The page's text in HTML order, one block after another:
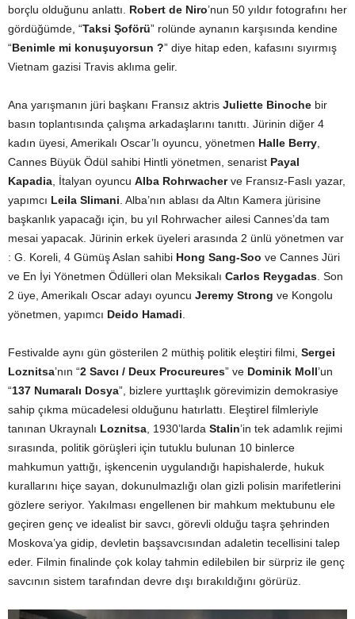
borçlu olduğunu anlattı. Robert de Niro’nun 50 yıldır fotografını her
gördüğümde, “Taksi Şoförü” rolünde aynanın karşısında kendine
“Benimle mi konuşuyorsun ?” diye hitap eden, kafasını sıyırmış
Vietnam gazisi Travis aklıma gelir.
Ana yarışmanın jüri başkanı Fransız aktris Juliette Binoche bir
basın toplantısında çalışma arkadaşlarını tanıttı. Jürinin diğer 4
kadın üyesi, Amerikalı Oscar’lı oyuncu, yönetmen Halle Berry
Cannes Büyük Ödül sahibi Hintli yönetmen, senarist Payal
Kapadia , İtalyan oyuncu Alba Rohrwacherve Fransız-Faslı yazar,
yapımcı Leila Slimani . Alba’nın ablası da Altın Kamera jürisine
başkanlık yapacağı için, bu yıl Rohrwacher ailesi Cannes’da tam
mesai yapacak. Jürinin erkek üyeleri arasında 2 ünlü yönetmen var
: G. Koreli, 4 Gümüş Aslan sahibi Hong Sang-Soo ve Cannes Jüri
ve En İyi Yönetmen Ödülleri olan Meksikalı Carlos Reygadas . Son
2 üye, Amerikalı Oscar adayı oyuncu Jeremy Strong ve Kongolu
yönetmen, yapımcı Deido Hamadi
Festivalde aynı gün gösterilen 2 müthiş politik eleştiri filmi, Sergei
Loznitsa’nın “2 Savcı / Deux Procureures” ve Dominik Moll’un
“137 Numaralı Dosya”, bizlere yurttaşlık görevimizin demokrasiye
sahip çıkma mücadelesi olduğunu hatırlattı. Eleştirel filmleriyle
tanınan Ukraynalı Loznitsa , 1930’larda Stalin’in tek adamlık rejimi
sırasında, politik görüşleri için tutuklu bulunan 10 binlerce
mahkumun yattığı, işkencenin uygulandığı hapishalerde, hukuk
kurallarını hiçe sayan, dokunulmazlığı olan gizli polisin marifetlerini
gözlere seriyor. Yakılması engellenen bir mahkum mektubunu ele
geçiren genç ve idealist bir savcı, görevli olduğu taşra şehrinden
Moskova’ya gidip, devletin başsavcısından adaletin tecellisini talep
eder. Filmin finalinde çok kolay tahmin edilebilen bir sürpriz ile genç
savcının sistem tarafından devre dışı bırakıldığını görürüz.